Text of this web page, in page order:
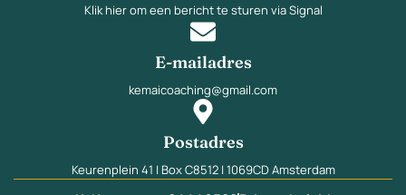
Klik hier om een bericht te sturen via Signal
E-mailadres
kemaicoaching@gmail.com
Postadres
Keurenplein 41 | Box C8512 | 1069CD Amsterdam